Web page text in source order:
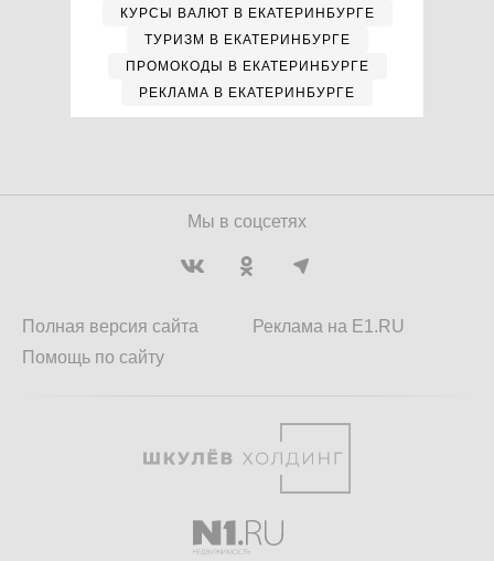
КУРСЫ ВАЛЮТ В ЕКАТЕРИНБУРГЕ
ТУРИЗМ В ЕКАТЕРИНБУРГЕ
ПРОМОКОДЫ В ЕКАТЕРИНБУРГЕ
РЕКЛАМА В ЕКАТЕРИНБУРГЕ
Мы в соцсетях
Полная версия сайта
Помощь по сайту
Реклама на E1.RU